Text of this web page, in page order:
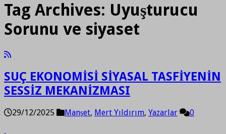
Tag Archives: Uyuşturucu
Sorunu ve siyaset
SUÇ EKONOMİSİ SİYASAL TASFİYENİN
SESSİZ MEKANİZMASI
29/12/2025 Manşet, Mert Yıldırım, Yazarlar 0